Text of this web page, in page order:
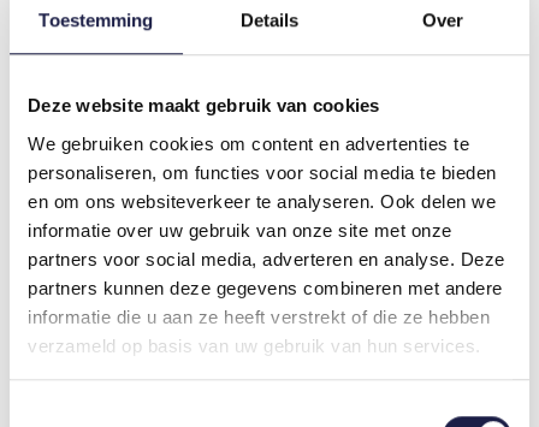
Toestemming Details Over
Deze website maakt gebruik van cookies
We gebruiken cookies om content en advertenties te
personaliseren, om functies voor social media te bieden
en om ons websiteverkeer te analyseren. Ook delen we
informatie over uw gebruik van onze site met onze
partners voor social media, adverteren en analyse. Deze
partners kunnen deze gegevens combineren met andere
informatie die u aan ze heeft verstrekt of die ze hebben
verzameld op basis van uw gebruik van hun services.
Arthrose (auch bekannt als Gelenkverschleiß);
Springen;
Schmerzen nach anstrengender Bewegung.
BEHANDLUNG VON HÜFTDYSPLASIE BEI
HUNDEN
Haben Sie den Verdacht, dass Ihr Hund mit der
Gelenkerkrankung HD belastet ist? Hat Ihr Hund
Schwierigkeiten beim Laufen oder will er nicht
spielen und hat er sichtbare Schmerzen? Ab 16
Wochen nach der Geburt kann der Tierarzt eine
körperliche Untersuchung durchführen. In jedem